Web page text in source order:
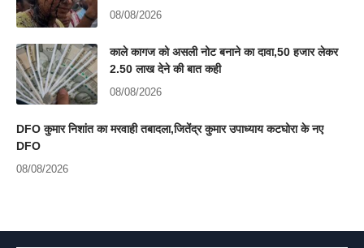
08/08/2026
काले कागज को असली नोट बनाने का दावा,50 हजार लेकर
2.50 लाख देने की बात कही
08/08/2026
DFO कुमार निशांत का मरवाही तबादला,जितेंद्र कुमार उपाध्याय कटघोरा के नए
DFO
08/08/2026